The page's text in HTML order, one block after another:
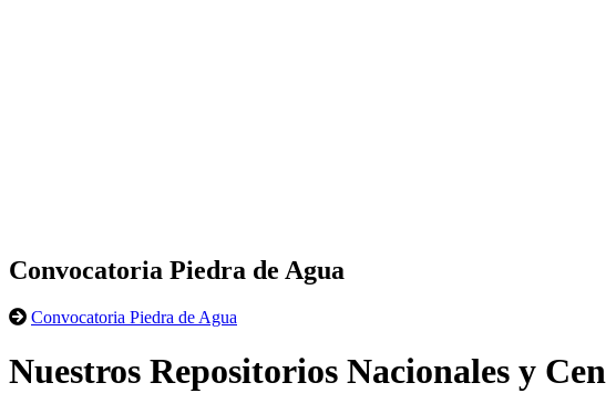
Convocatoria Piedra de Agua
Convocatoria Piedra de Agua
Nuestros Repositorios Nacionales y